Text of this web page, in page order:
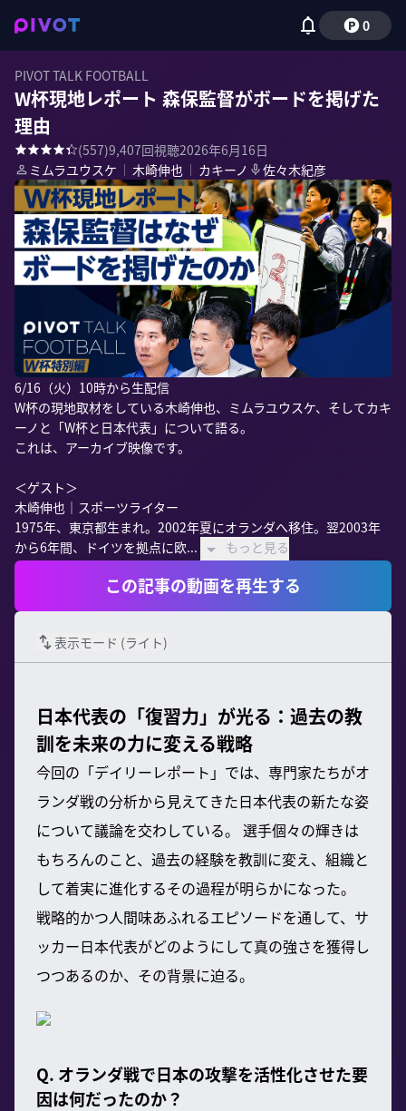
0
PIVOT TALK FOOTBALL
W杯現地レポート 森保監督がボードを掲げた
理由
(557)9,407回視聴2026年6月16日
ミムラユウスケ ｜ 木崎伸也 ｜ カキーノ 佐々木紀彦
6/16（火）10時から生配信
W杯の現地取材をしている木崎伸也、ミムラユウスケ、そしてカキ
ーノと「W杯と日本代表」について語る。
これは、アーカイブ映像です。
＜ゲスト＞
木崎伸也｜スポーツライター
1975年、東京都生まれ。2002年夏にオランダへ移住。翌2003年
から6年間、ドイツを拠点に欧...
もっと見る
この記事の動画を再生する
表示モード (ライト)
日本代表の「復習力」が光る：過去の教
訓を未来の力に変える戦略
今回の「デイリーレポート」では、専門家たちがオ
ランダ戦の分析から見えてきた日本代表の新たな姿
について議論を交わしている。 選手個々の輝きは
もちろんのこと、過去の経験を教訓に変え、組織と
して着実に進化するその過程が明らかになった。
戦略的かつ人間味あふれるエピソードを通して、サ
ッカー日本代表がどのようにして真の強さを獲得し
つつあるのか、その背景に迫る。
Q. オランダ戦で日本の攻撃を活性化させた要
因は何だったのか？